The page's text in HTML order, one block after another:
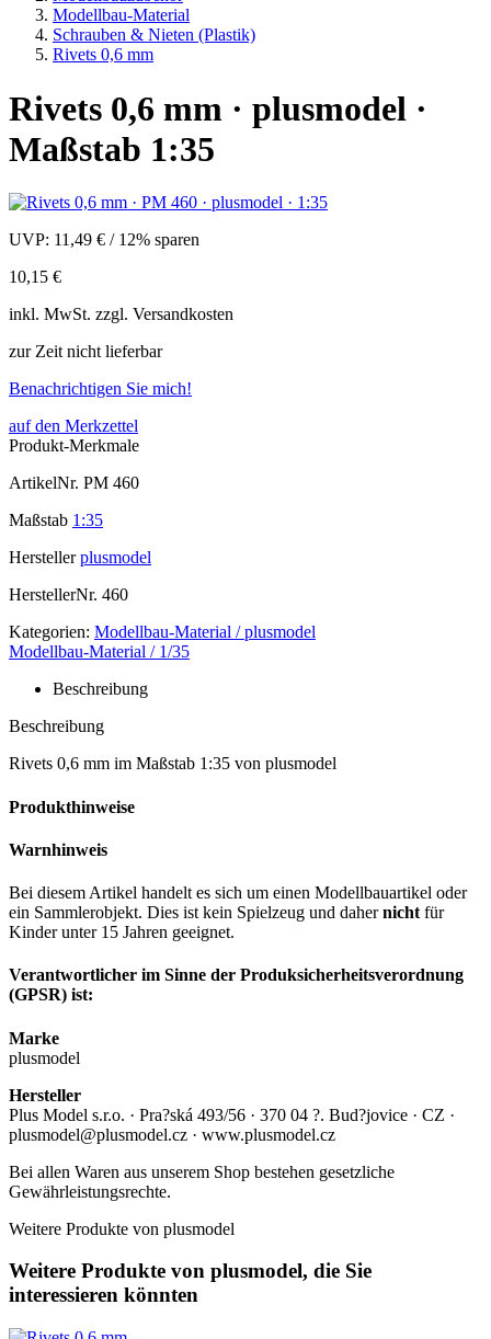
Modellbau-Material
Schrauben & Nieten (Plastik)
Rivets 0,6 mm
Rivets 0,6 mm · plusmodel ·
Maßstab 1:35
UVP: 11,49 € / 12% sparen
10,15 €
inkl. MwSt. zzgl. Versandkosten
zur Zeit nicht lieferbar
Benachrichtigen Sie mich!
auf den Merkzettel
Produkt-Merkmale
ArtikelNr. PM 460
Maßstab 1:35
Hersteller plusmodel
HerstellerNr. 460
Kategorien: Modellbau-Material / plusmodel
Modellbau-Material / 1/35
Beschreibung
Beschreibung
Rivets 0,6 mm im Maßstab 1:35 von plusmodel
Produkthinweise
Warnhinweis
Bei diesem Artikel handelt es sich um einen Modellbauartikel oder
ein Sammlerobjekt. Dies ist kein Spielzeug und dahernicht für
Kinder unter 15 Jahren geeignet.
Verantwortlicher im Sinne der Produksicherheitsverordnung
(GPSR) ist:
Marke
plusmodel
Hersteller
Plus Model s.r.o. · Pra?ská 493/56 · 370 04 ?. Bud?jovice · CZ ·
plusmodel@plusmodel.cz · www.plusmodel.cz
Bei allen Waren aus unserem Shop bestehen gesetzliche
Gewährleistungsrechte.
Weitere Produkte von plusmodel
Weitere Produkte von plusmodel, die Sie
interessieren könnten